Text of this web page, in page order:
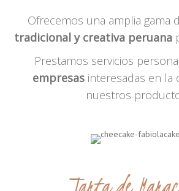
Ofrecemos una amplia gama
tradicional y creativa peruana
Prestamos servicios
empresasinteresadas en la
nuestros